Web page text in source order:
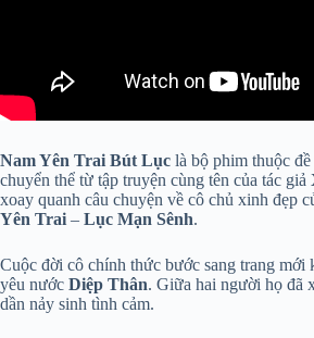
Nam Yên Trai Bút Lục là bộ phim thuộc
chuyển thể từ tập truyện cùng tên của tác giả
xoay quanh câu chuyện về cô chủ xinh đẹp
Yên Trai – Lục Mạn Sênh.
Cuộc đời cô chính thức bước sang trang mới
yêu nước Diệp Thân. Giữa hai người họ đã
dần nảy sinh tình cảm.